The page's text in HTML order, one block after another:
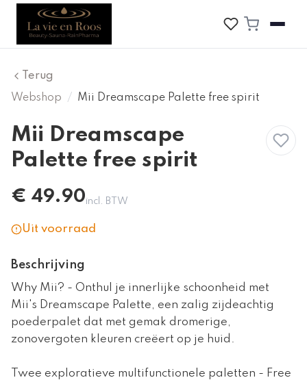
Terug
Webshop
/ Mii Dreamscape Palette free spirit
Mii Dreamscape
Palette free spirit
€ 49.90incl. BTW
Uit voorraad
Beschrijving
Why Mii? - Onthul je innerlijke schoonheid met
Mii's Dreamscape Palette, een zalig zijdeachtig
poederpalet dat met gemak dromerige,
zonovergoten kleuren creëert op je huid.
Twee exploratieve multifunctionele paletten - Free